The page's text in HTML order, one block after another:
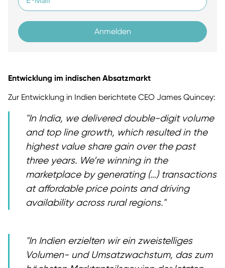
Anmelden
Entwicklung im indischen Absatzmarkt
Zur Entwicklung in Indien berichtete CEO James Quincey:
In India, we delivered double-digit volume
and top line growth, which resulted in the
highest value share gain over the past
three years. We’re winning in the
marketplace by generating (…) transactions
at affordable price points and driving
availability across rural regions.
In Indien erzielten wir ein zweistelliges
Volumen- und Umsatzwachstum, das zum